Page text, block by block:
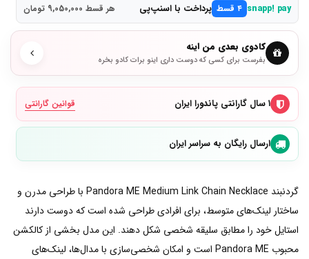
snapp! pay ۴ قسط پرداخت با اسنپ‌پی هر قسط 9,050,000 تومان
کادوی بعدی من اینه
بفرست برای کسی که دوست داری اینو برات کادو بخره
۱ سال گارانتی پاندورا ایران قوانین گارانتی
ارسال رایگان به سراسر ایران
گردنبند Pandora ME Medium Link Chain Necklace با طراحی مدرن و
ساختار لینک‌های متوسط، برای افرادی طراحی شده است که دوست دارند
استایل خود را مطابق سلیقه شخصی شکل دهند. این مدل بخشی از کالکشن
محبوب Pandora ME است و امکان شخصی‌سازی با مدال‌ها، لینک‌های